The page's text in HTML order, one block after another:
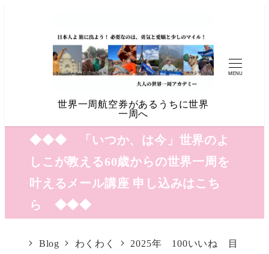
世界一周航空券があるうちに世界
一周へ
MENU
◆◆◆ 「いつか、は今」世界のよ
しこが教える60歳からの世界一周を
叶えるメール講座 申し込みはこち
ら ◆◆◆
Blog わくわく
2025年 100いいね 目